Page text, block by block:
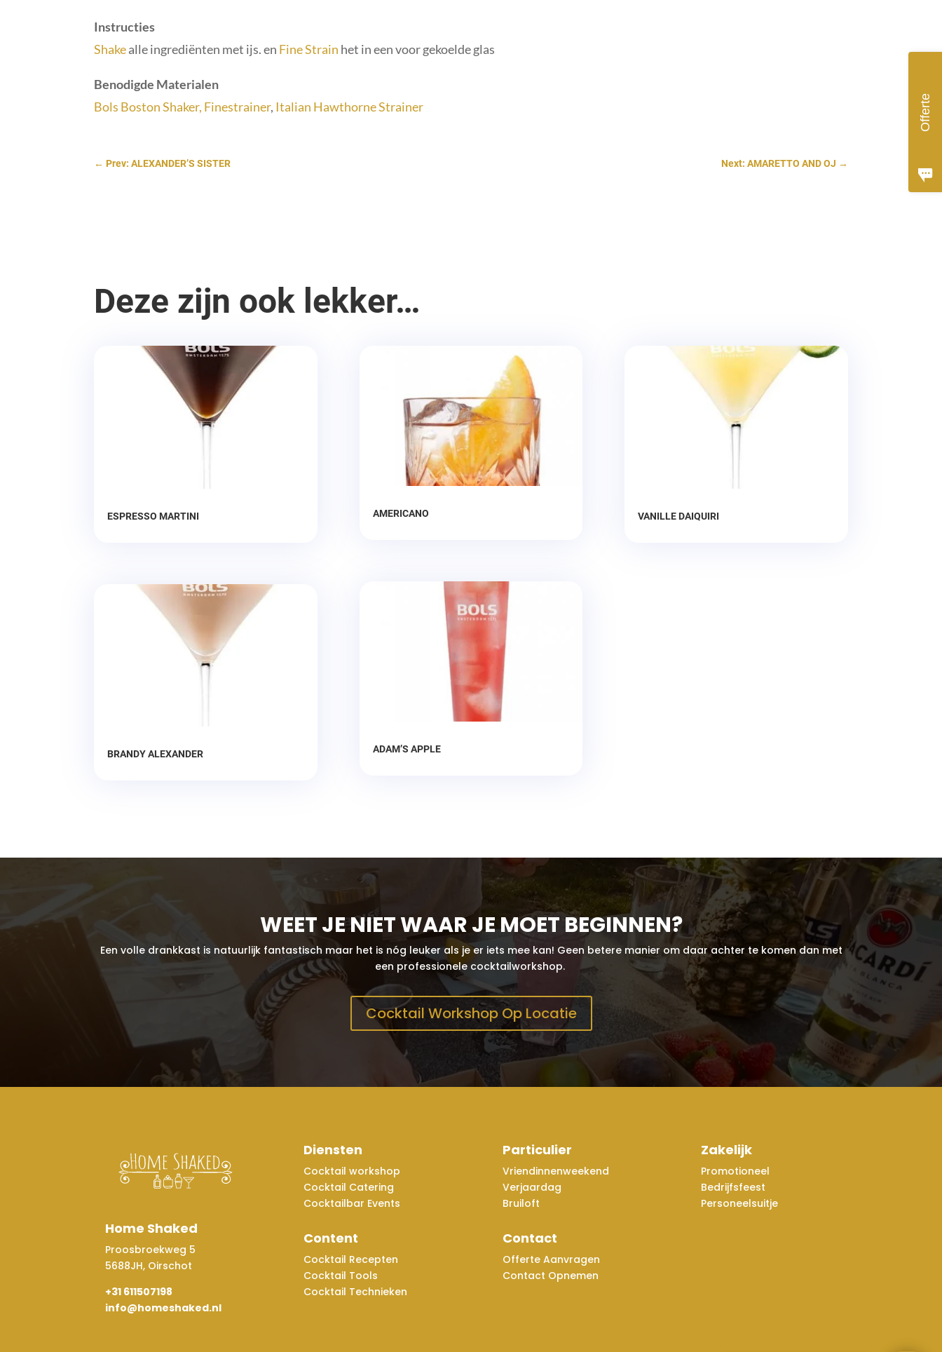
Instructies
Shakealle ingrediënten met ijs. en Fine Strain het in een voor gekoelde glas
Benodigde Materialen
Bols Boston Shaker, Finestrainer, Italian Hawthorne Strainer
←Prev: ALEXANDER’S SISTER Next: AMARETTO AND OJ →
Deze zijn ook lekker…
ESPRESSO MARTINI
BRANDY ALEXANDER
AMERICANO
ADAM’S APPLE
VANILLE DAIQUIRI
WEET JE NIET WAAR JE MOET BEGINNEN?
Een volle drankkast is natuurlijk fantastisch maar het is nóg leuker als je er iets mee kan! Geen betere manier om daar achter te komen dan met
een professionele cocktailworkshop.
Cocktail Workshop Op Locatie
Home Shaked
Proosbroekweg 5
5688JH, Oirschot
+31 611507198
info@homeshaked.nl
Diensten
Cocktail workshop
Cocktail Catering
Cocktailbar Events
Content
Cocktail Recepten
Cocktail Tools
Cocktail Technieken
Particulier
Vriendinnenweekend
Verjaardag
Bruiloft
Contact
Offerte Aanvragen
Contact Opnemen
Zakelijk
Promotioneel
Bedrijfsfeest
Personeelsuitje
Offerte